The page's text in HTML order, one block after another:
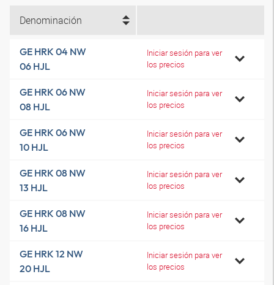
Denominación
GE HRK 04 NW
06 HJL
Iniciar sesión para ver
los precios
GE HRK 06 NW
08 HJL
Iniciar sesión para ver
los precios
GE HRK 06 NW
10 HJL
Iniciar sesión para ver
los precios
GE HRK 08 NW
13 HJL
Iniciar sesión para ver
los precios
GE HRK 08 NW
16 HJL
Iniciar sesión para ver
los precios
GE HRK 12 NW
20 HJL
Iniciar sesión para ver
los precios